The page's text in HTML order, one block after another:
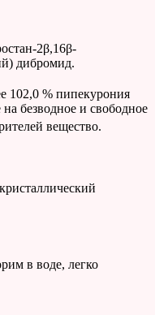
2β,16β-
дибромид.
102,0 % пипекурония
на безводное и свободное
вещество.
в воде, легко